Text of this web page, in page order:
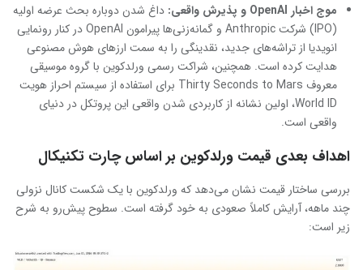
موج اخبار OpenAI و پذیرش واقعی:
داغ شدن دوباره بحث عرضه اولیه
(IPO) شرکت Anthropic و گمانه‌زنی‌ها پیرامون OpenAI در کنار رونمایی
انویدیا از تراشه‌های جدید، نقدینگی را به سمت ارزهای هوش مصنوعی
هدایت کرده است. همچنین، شراکت رسمی ورلدکوین با گروه موسیقی
معروف Thirty Seconds to Mars برای استفاده از سیستم احراز هویت
World ID، اولین نشانه از کاربردی شدن واقعی این پروتکل در دنیای
واقعی است.
اهداف بعدی قیمت ورلدکوین بر اساس چارت تکنیکال
بررسی ساختار قیمت نشان می‌دهد که ورلدکوین با یک شکست کانال نزولی
چند ماهه، آرایش کاملاً صعودی به خود گرفته است. سطوح پیش‌رو به شرح
زیر است: